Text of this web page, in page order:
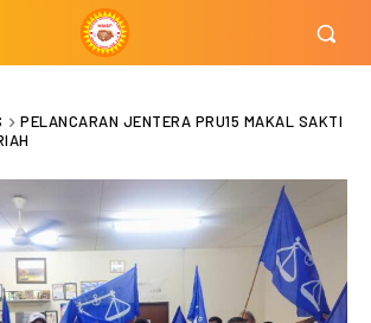
PELANCARAN JENTERA PRU15 MAKAL SAKTI